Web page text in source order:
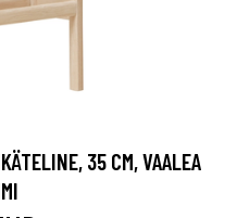
35 CM, VAALEA